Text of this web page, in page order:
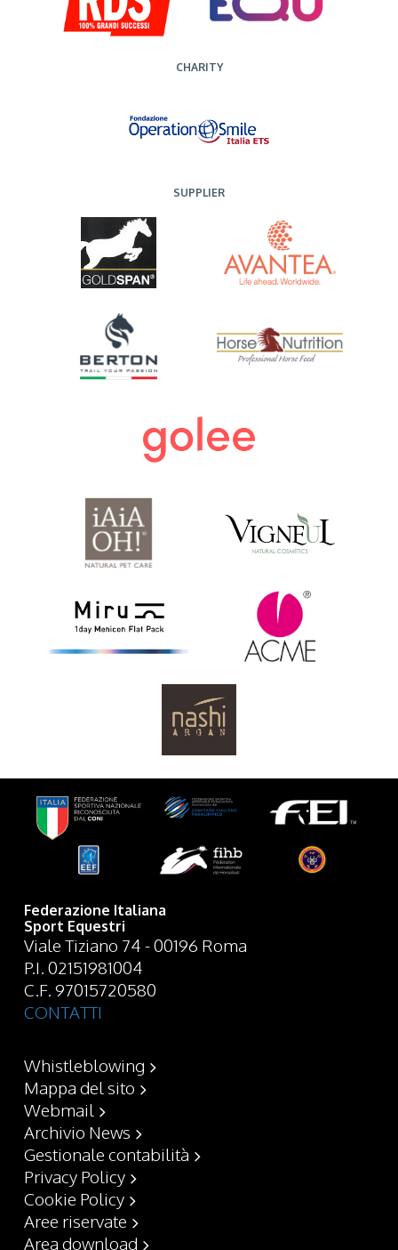
CHARITY
SUPPLIER
Federazione Italiana
Sport Equestri
Viale Tiziano 74 - 00196 Roma
P.I. 02151981004
C.F. 97015720580
CONTATTI
Whistleblowing
Mappa del sito
Webmail
Archivio News
Gestionale contabilità
Privacy Policy
Cookie Policy
Aree riservate
Area download